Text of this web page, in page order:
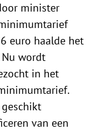
minister
euro haalde het
wordt
in het
van een